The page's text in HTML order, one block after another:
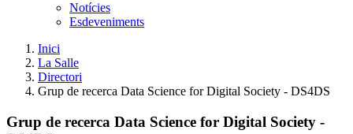
Notícies
Esdeveniments
Inici
La Salle
Directori
Grup de recerca Data Science for Digital Society - DS4DS
Grup de recerca Data Science for Digital Society -